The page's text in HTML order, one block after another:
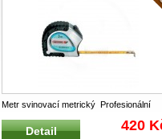
Metr svinovací metrický Profesionální
svinovací metr s ocelovým pásmem
...
Detail 420